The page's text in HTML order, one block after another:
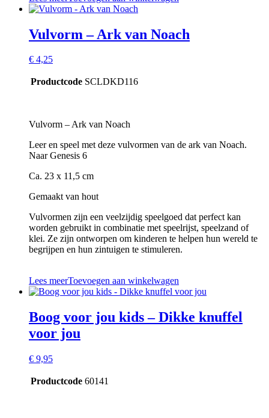
Vulvorm – Ark van Noach
€ 4,25
Productcode SCLDKD116
Vulvorm – Ark van Noach
Leer en speel met deze vulvormen van de ark van Noach.
Naar Genesis 6
Ca. 23 x 11,5 cm
Gemaakt van hout
Vulvormen zijn een veelzijdig speelgoed dat perfect kan
worden gebruikt in combinatie met speelrijst, speelzand of
klei. Ze zijn ontworpen om kinderen te helpen hun wereld te
begrijpen en hun zintuigen te stimuleren.
Lees meerToevoegen aan winkelwagen
Boog voor jou kids – Dikke knuffel
voor jou
€ 9,95
Productcode 60141